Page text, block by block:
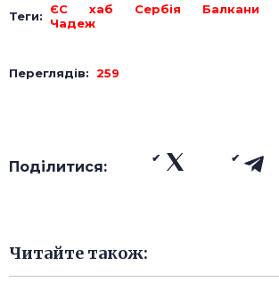
Теги: ЄС хаб Сербія Балкани
Чадеж
Переглядів: 259
Поділитися:
Читайте також: